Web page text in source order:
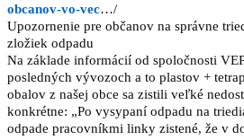
obcanov-vo-vec…/
Upozornenie pre občanov na správne
zložiek odpadu
Na základe informácií od spoločnosti
posledných vývozoch a to plastov +
obalov z našej obce sa zistili veľké
konkrétne: „Po vysypaní odpadu na
odpade pracovníkmi linky zistené, že v